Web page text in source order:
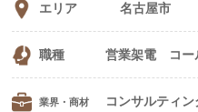
エリア 名古屋市
職種 営業架電 コー
業界・商材